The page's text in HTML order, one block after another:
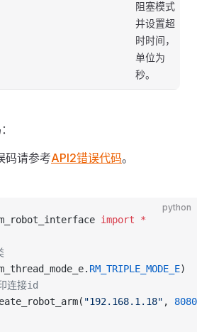
阻塞模式
并设置超
时时间，
单位为
秒。
码请参考API2错误代码。
python
import *
RM_TRIPLE_MODE_E)
连接id
"192.168.1.18" , 8080